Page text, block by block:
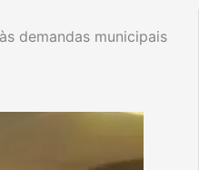
demandas municipais